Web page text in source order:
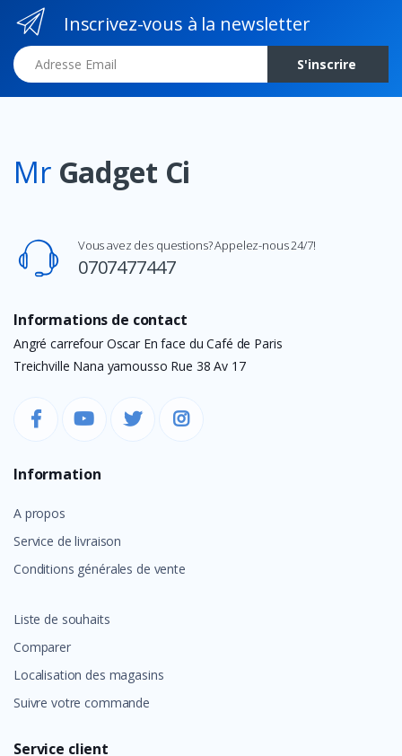
Inscrivez-vous à la newsletter
Adresse Email
S'inscrire
Mr Gadget Ci
Vous avez des questions? Appelez-nous 24/7!
0707477447
Informations de contact
Angré carrefour Oscar En face du Café de Paris
Treichville Nana yamousso Rue 38 Av 17
Information
A propos
Service de livraison
Conditions générales de vente
Liste de souhaits
Comparer
Localisation des magasins
Suivre votre commande
Service client